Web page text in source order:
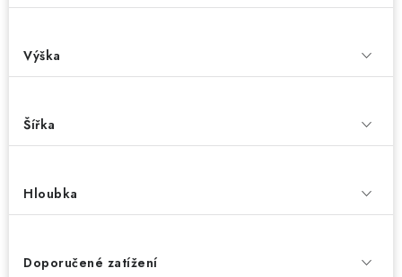
Výška
Šířka
Hloubka
Doporučené zatížení